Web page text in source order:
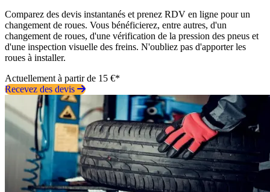
Comparez des devis instantanés et prenez RDV en ligne pour un
changement de roues. Vous bénéficierez, entre autres, d'un
changement de roues, d'une vérification de la pression des pneus et
d'une inspection visuelle des freins. N'oubliez pas d'apporter les
roues à installer.
Actuellement à partir de 15 €*
Recevez des devis